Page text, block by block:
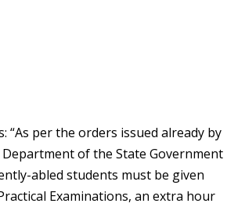
“As per the orders issued already by
of the State Government
abled students must be given
Examinations, an extra hour